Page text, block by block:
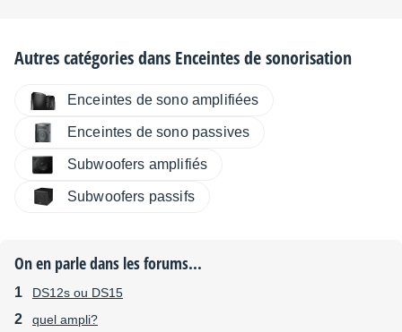
Autres catégories dans Enceintes de sonorisation
Enceintes de sono amplifiées
Enceintes de sono passives
Subwoofers amplifiés
Subwoofers passifs
On en parle dans les forums...
DS12s ou DS15
quel ampli?